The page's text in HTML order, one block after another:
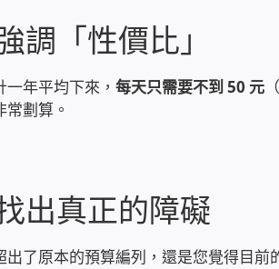
調「性價比」
年平均下來， 每天只需要不到 50 元
劃算。
出真正的障礙
了原本的預算編列，還是您覺得目前